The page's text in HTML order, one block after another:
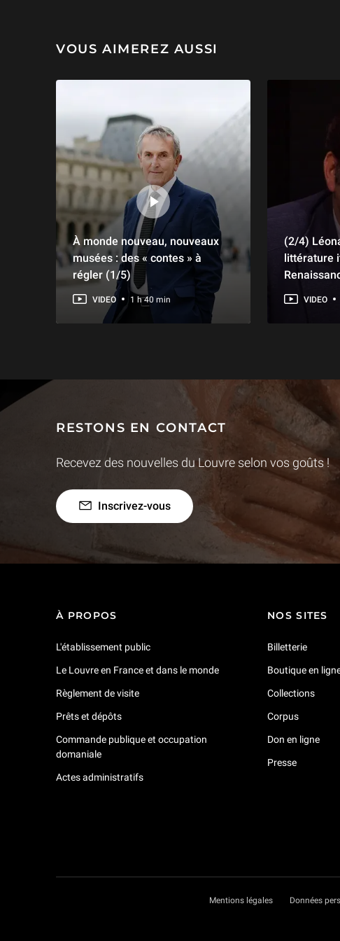
VOUS AIMEREZ AUSSI
À monde nouveau, nouveaux
musées : des « contes » à
régler (1/5)
VIDEO 1 h 40 min
(2/4)
littérature
VIDEO
RESTONS EN CONTACT
Recevez des nouvelles du Louvre selon vos goûts !
Inscrivez-vous
À PROPOS
L'établissement public
Le Louvre en France et dans le monde
Règlement de visite
Prêts et dépôts
Commande publique et occupation
domaniale
Actes administratifs
NOS SITES
Billetterie
Boutique en
Collections
Corpus
Don en ligne
Presse
Mentions légales Données